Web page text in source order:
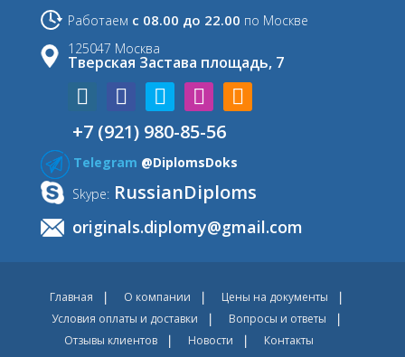
Работаем с 08.00 до 22.00 по Москве
125047 Москва
Тверская Застава площадь, 7
+7 (921) 980-85-56
Telegram @DiplomsDoks
Skype: RussianDiploms
originals.diplomy@gmail.com
Главная О компании
Цены на документы
Условия оплаты и доставки
Вопросы и ответы
Отзывы клиентов
Новости Контакты